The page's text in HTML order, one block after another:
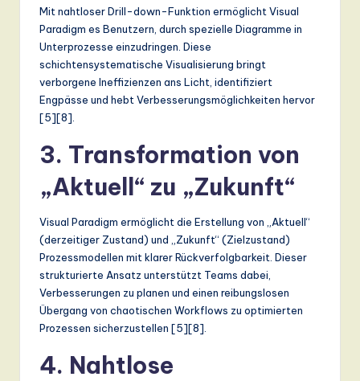
w
D
ig
it
In
Mit nahtloser Drill-down-Funktion ermöglicht Visual
Paradigm es Benutzern, durch spezielle Diagramme in
Unterprozesse einzudringen. Diese
schichtensystematische Visualisierung bringt
verborgene Ineffizienzen ans Licht, identifiziert
Engpässe und hebt Verbesserungsmöglichkeiten hervor
[5][8].
3. Transformation von
„Aktuell“ zu „Zukunft“
Visual Paradigm ermöglicht die Erstellung von „Aktuell“
(derzeitiger Zustand) und „Zukunft“ (Zielzustand)
Prozessmodellen mit klarer Rückverfolgbarkeit. Dieser
strukturierte Ansatz unterstützt Teams dabei,
Verbesserungen zu planen und einen reibungslosen
Übergang von chaotischen Workflows zu optimierten
Prozessen sicherzustellen [5][8].
4. Nahtlose